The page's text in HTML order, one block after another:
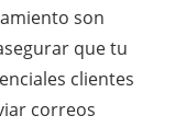
son
que tu
clientes
correos